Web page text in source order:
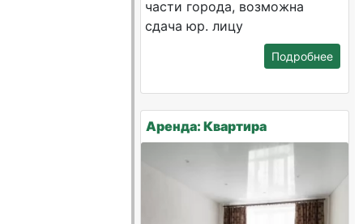
части города, возможна
сдача юр. лицу
Подробнее
Аренда: Квартира